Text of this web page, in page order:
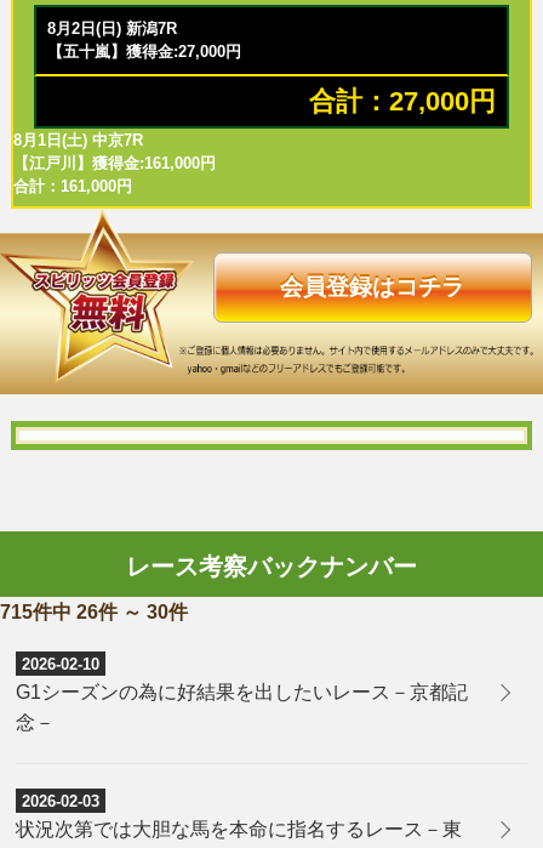
8月2日(日) 新潟7R
【五十嵐】獲得金:27,000円
合計：27,000円
8月1日(土) 中京7R
【江戸川】獲得金:161,000円
合計：161,000円
会員登録はコチラ
レース考察バックナンバー
715件中 26件 ～ 30件
2026-02-10
G1シーズンの為に好結果を出したいレース－京都記
念－
2026-02-03
状況次第では大胆な馬を本命に指名するレース－東